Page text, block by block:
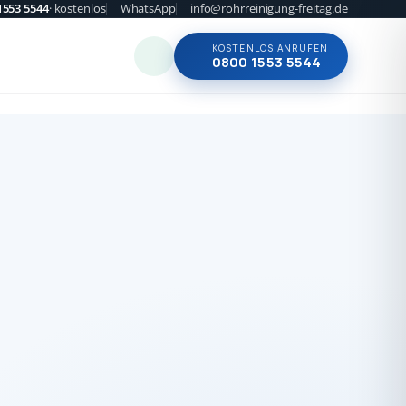
5544· kostenlos WhatsApp info@rohrreinigung-freitag.de
KOSTENLOS ANRUFEN
0800 1553 5544